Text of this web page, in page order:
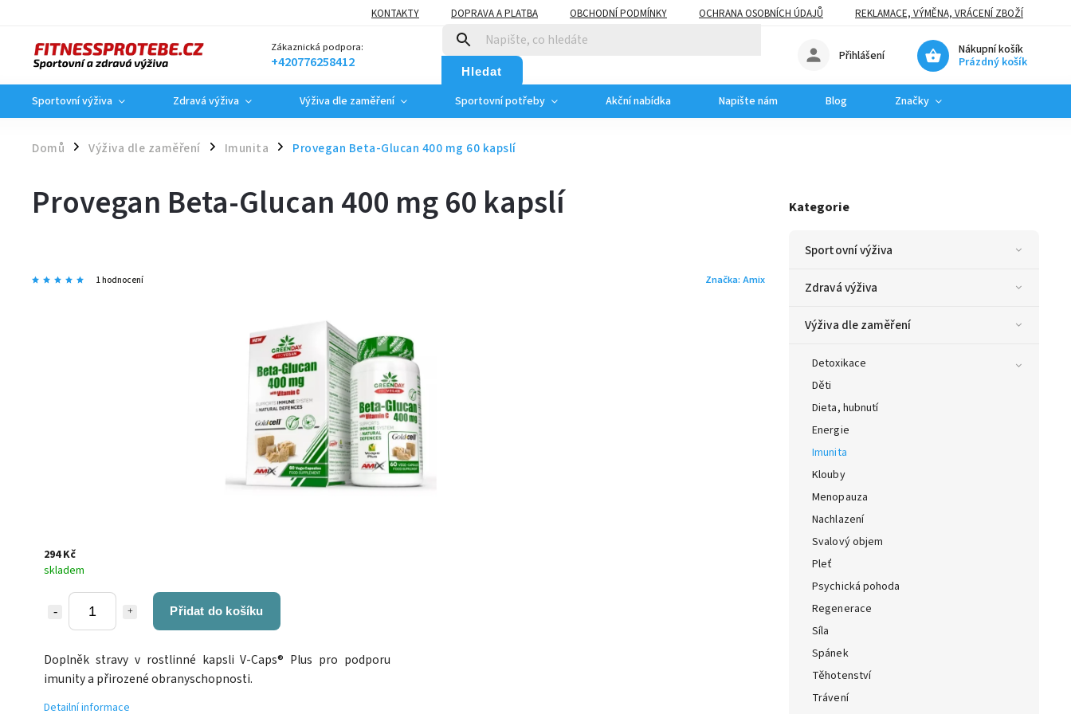
KONTAKTY DOPRAVA A PLATBA OBCHODNÍ PODMÍNKY OCHRANA OSOBNÍCH ÚDAJŮ REKLAMACE, VÝMĚNA, VRÁCENÍ ZBOŽÍ
Zákaznická podpora:
+420776258412 Hledat
Nákupní košík
Prázdný košík
Přihlášení
Sportovní výživa Zdravá výživa Výživa dle zaměření Sportovní potřeby Akční nabídka Napište nám Blog Značky
Domů / Výživa dle zaměření / Imunita / Provegan Beta-Glucan 400 mg 60 kapslí
Kategorie
Sportovní výživa
Zdravá výživa
Výživa dle zaměření
Detoxikace
Děti
Dieta, hubnutí
Energie
Imunita
Klouby
Menopauza
Nachlazení
Svalový objem
Pleť
Psychická pohoda
Regenerace
Síla
Spánek
Těhotenství
Trávení
Provegan Beta-Glucan 400 mg 60 kapslí
1 hodnocení Značka: Amix
294 Kč
skladem
Přidat do košíku
Doplněk stravy v rostlinné kapsli V-Caps® Plus pro podporu
imunity a přirozené obranyschopnosti.
Detailní informace